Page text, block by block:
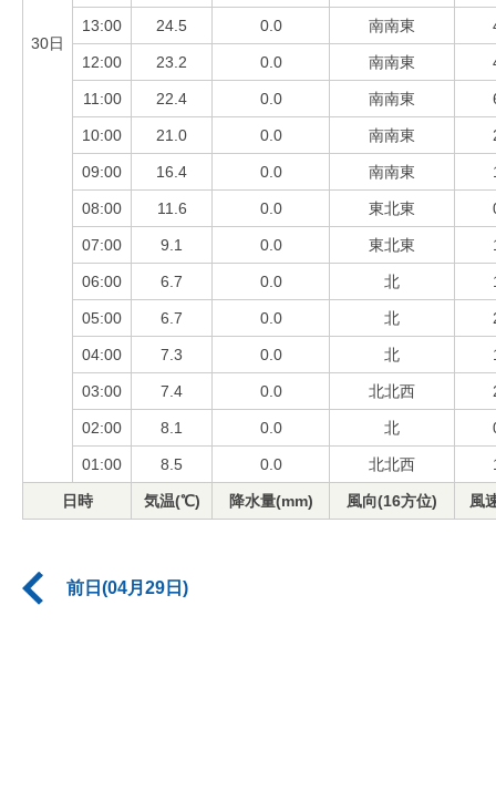
30日
13:00 24.5 0.0 南南東
12:00 23.2 0.0 南南東
11:00 22.4 0.0 南南東
10:00 21.0 0.0 南南東
09:00 16.4 0.0 南南東
08:00 11.6 0.0 東北東
07:00 9.1 0.0 東北東
06:00 6.7 0.0 北
05:00 6.7 0.0 北
04:00 7.3 0.0 北
03:00 7.4 0.0 北北西
02:00 8.1 0.0 北
01:00 8.5 0.0 北北西
日時 気温(℃) 降水量(mm) 風向(16方位) 風
前日(04月29日)